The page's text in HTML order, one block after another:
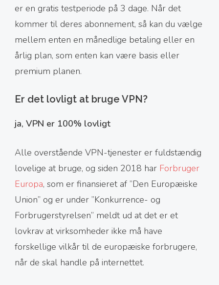
er en gratis testperiode på 3 dage. Når det
kommer til deres abonnement, så kan du vælge
mellem enten en månedlige betaling eller en
årlig plan, som enten kan være basis eller
premium planen.
Er det lovligt at bruge VPN?
ja, VPN er 100% lovligt
Alle overstående VPN-tjenester er fuldstændig
lovelige at bruge, og siden 2018 har Forbruger
Europa, som er finansieret af ”Den Europæiske
Union” og er under ”Konkurrence- og
Forbrugerstyrelsen” meldt ud at det er et
lovkrav at virksomheder ikke må have
forskellige vilkår til de europæiske forbrugere,
når de skal handle på internettet.